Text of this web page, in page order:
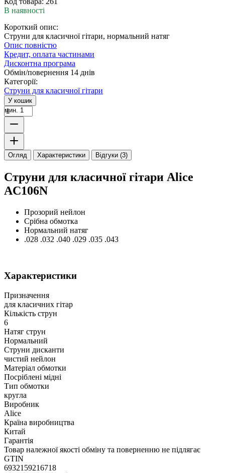
В наявності
Короткий опис:
Струни для класичної гітари, нормальний натяг
Опис повністю
Кредит, оплата частинами
Дисконтна програма
Обмін/повернення 14 днів
Категорії:
Струни для класичної гітари
У кошик
мин. 1
Огляд Характеристики Відгуки (3)
Струни для класичної гітари Alice
AC106N
Прозорий нейлон
Срібна обмотка
Нормальний натяг
.028 .032 .040 .029 .035 .043
Характеристики
Призначення
для класичних гітар
Кількість струн
6
Натяг струн
Нормальний
Струни дисканти
чистий нейлон
Матеріал обмотки
Посріблені мідні
Тип обмотки
кругла
Виробник
Alice
Країна виробництва
Китай
Гарантія
Товар належної якості обміну та поверненню не підлягає
GTIN
6932159216718